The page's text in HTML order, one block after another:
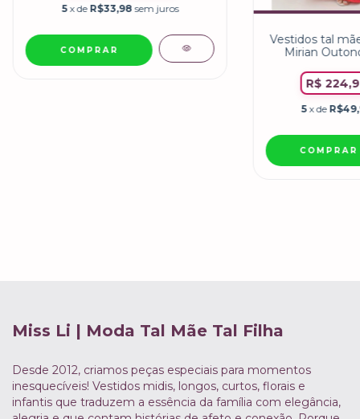
5 x de R$33,98 sem juros
COMPRAR
Vestidos tal
Mirian
R$
5 x de
COMPRAR
Miss Li | Moda Tal Mãe Tal Filha
Desde 2012, criamos peças especiais para momentos
inesquecíveis! Vestidos midis, longos, curtos, florais e
infantis que traduzem a essência da família com elegância,